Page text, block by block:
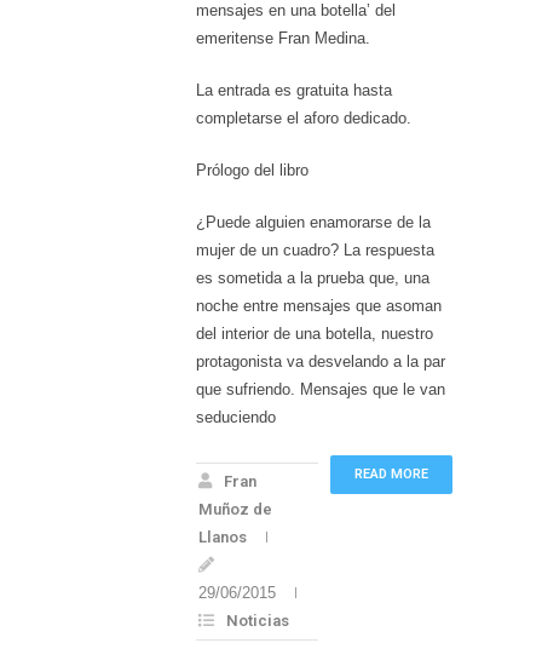
mensajes en una botella’ del
emeritense Fran Medina.
La entrada es gratuita hasta
completarse el aforo dedicado.
Prólogo del libro
¿Puede alguien enamorarse de la
mujer de un cuadro? La respuesta
es sometida a la prueba que, una
noche entre mensajes que asoman
del interior de una botella, nuestro
protagonista va desvelando a la par
que sufriendo. Mensajes que le van
seduciendo
READ MORE
Fran
Muñoz de
Llanos
29/06/2015
Noticias